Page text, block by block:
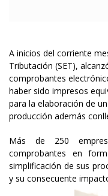
A inicios del corriente
Tributación (SET),
comprobantes
haber sido impresos
para la elaboración de
producción además
Más de 250
comprobantes en
simplificación de sus
y su consecuente